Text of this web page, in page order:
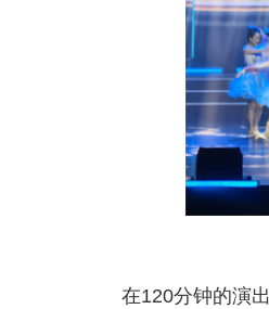
在120分钟的演出